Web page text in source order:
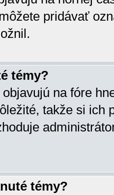
pridávať
témy?
na fóre
takže si ich
témy?